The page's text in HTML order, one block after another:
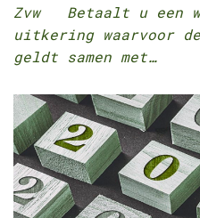
Zvw Betaalt u een
uitkering waarvoor
geldt samen met…